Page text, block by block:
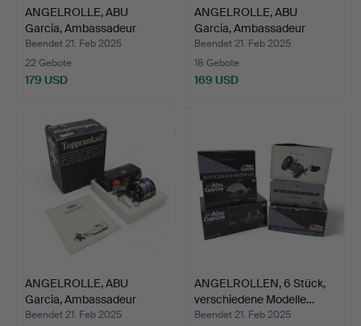
ANGELROLLE, ABU
Garcia, Ambassadeur
9000i.
Beendet 21. Feb 2025
22 Gebote
179 USD
ANGELROLLE, ABU
Garcia, Ambassadeur
7000i.
Beendet 21. Feb 2025
18 Gebote
169 USD
ANGELROLLE, ABU
Garcia, Ambassadeur
5000.
Beendet 21. Feb 2025
ANGELROLLEN, 6 Stück,
verschiedene Modelle…
Beendet 21. Feb 2025